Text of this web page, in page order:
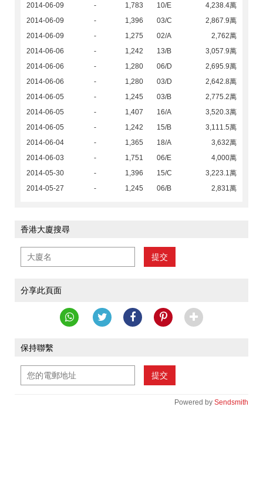
2014-06-09 - 1,783 10/E
4,238.4萬
2014-06-09
- 1,396 03/C
2,867.9萬
2014-06-09
- 1,275 02/A
2,762萬
2014-06-06
- 1,242 13/B
3,057.9萬
2014-06-06
- 1,280 06/D
2,695.9萬
2014-06-06
- 1,280 03/D
2,642.8萬
2014-06-05
- 1,245 03/B
2,775.2萬
2014-06-05
- 1,407 16/A
3,520.3萬
2014-06-05
- 1,242 15/B
3,111.5萬
2014-06-04
- 1,365 18/A
3,632萬
2014-06-03
- 1,751 06/E
4,000萬
2014-05-30
- 1,396 15/C
3,223.1萬
2014-05-27
- 1,245 06/B 2,831萬
香港大廈搜尋
提交
分享此頁面
保持聯繫
提交
Powered by Sendsmith